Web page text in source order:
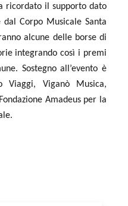
ricordato il supporto dato
Corpo Musicale Santa
alcune delle borse di
integrando così i premi
Sostegno all’evento è
Viaggi, Viganò Musica,
Amadeus per la